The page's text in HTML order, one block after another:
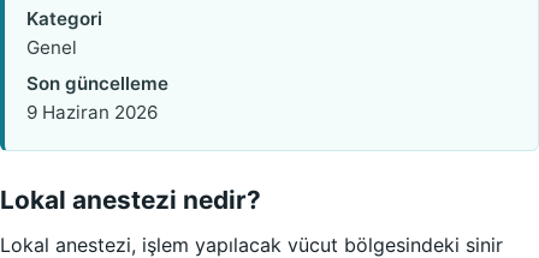
Kategori
Genel
Son güncelleme
9 Haziran 2026
Lokal anestezi nedir?
Lokal anestezi, işlem yapılacak vücut bölgesindeki sinir